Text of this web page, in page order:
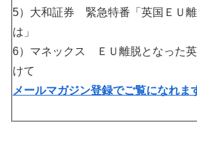
5）大和証券 緊急特番「英国ＥＵ
は」
6）マネックス ＥＵ離脱となった
けて
メールマガジン登録でご覧になれま